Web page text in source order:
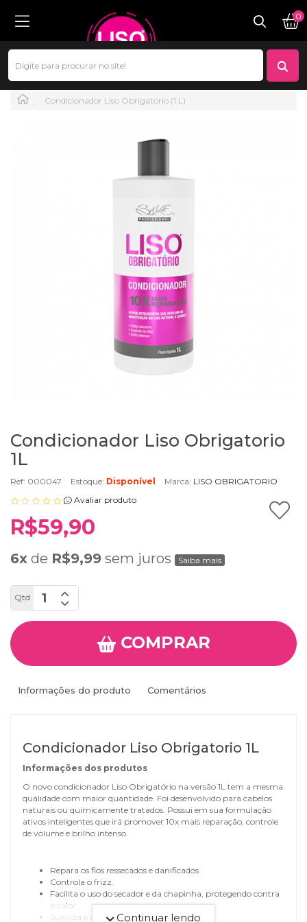
0
Condicionador Liso Obrigatorio (1 L)
Condicionador Liso Obrigatorio
1L
Ref: 000047 Estoque: Disponível Marca: LISO OBRIGATORIO
Avaliar produto
R$59,90
6x de R$9,99 sem juros Saiba mais
Qtd
COMPRAR
Informações do produto Comentários
Condicionador Liso Obrigatorio 1L
Informações dos produtos
O novo condicionador Liso Obrigatório na versão 1L tem a mesma
qualidade com maior quantidade. Foi desenvolvido para cabelos
naturais ou químicamente tratados. Possui em sua formulação
ativos inteligentes que irá promover 10x mais reparação, controle
de volume e brilho intenso.
Repara os fios ressecados e danificados
Controla o frizz.
Facilita o uso do secador e da chapinha, protegendo contra
o calor.
Suaviza e deixa um toque acetinado.
Continuar lendo